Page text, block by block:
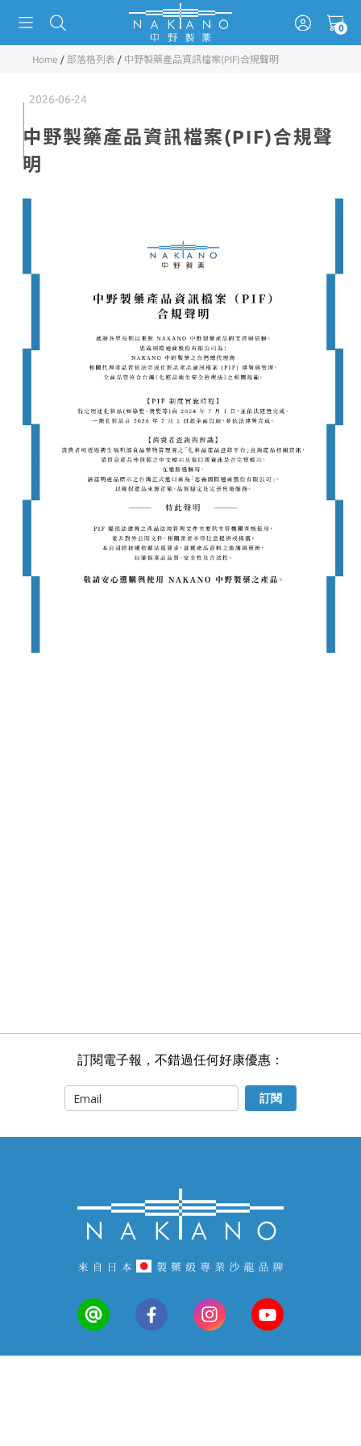
Home / 部落格列表 / 中野製藥產品資訊檔案(PIF)合規聲明
2026-06-24
中野製藥產品資訊檔案(PIF)合規聲
明